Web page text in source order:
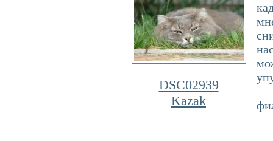
DSC02939
Kazak